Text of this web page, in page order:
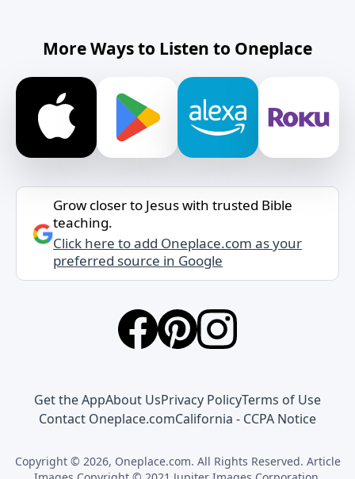
More Ways to Listen to Oneplace
Grow closer to Jesus with trusted Bible
teaching.
Click here to add Oneplace.com as your
preferred source in Google
Get the AppAbout UsPrivacy PolicyTerms of Use
Contact Oneplace.comCalifornia - CCPA Notice
Copyright © 2026, Oneplace.com. All Rights Reserved. Article